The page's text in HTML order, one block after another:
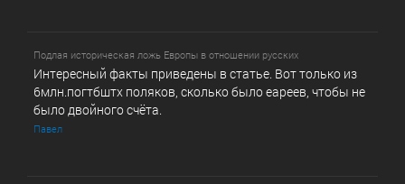
Подлая историческая ложь Европы в отношении русских
Интересный факты приведены в статье. Вот только из
6млн.погтбштх поляков, сколько было еареев, чтобы не
было двойного счёта.
Павел